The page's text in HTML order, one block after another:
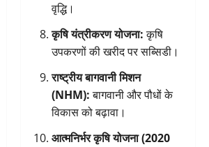
वृद्धि।
कृषि यंत्रीकरण योजना:कृषि
उपकरणों की खरीद पर सब्सिडी।
राष्ट्रीय बागवानी मिशन
(NHM):बागवानी और पौधों के
विकास को बढ़ावा।
आत्मनिर्भर कृषि योजना (2020